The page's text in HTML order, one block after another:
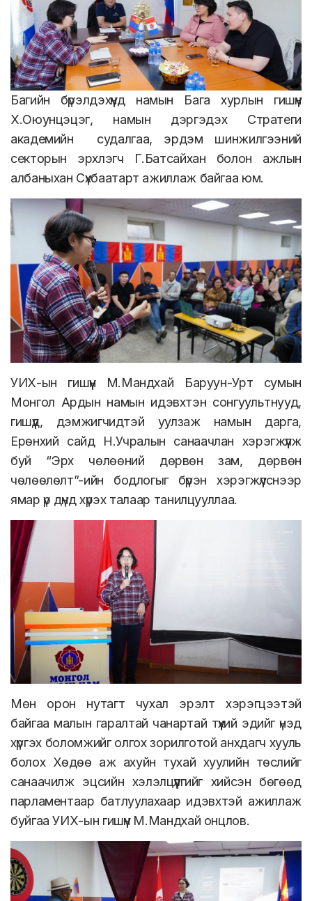
Багийн бүрэлдэхүүнд намын Бага хурлын гишүүн
Х.Оюунцэцэг, намын дэргэдэх Стратеги
академийн судалгаа, эрдэм шинжилгээний
секторын эрхлэгч Г.Батсайхан болон ажлын
албаныхан Сүхбаатарт ажиллаж байгаа юм.
УИХ-ын гишүүн М.Мандхай Баруун-Урт сумын
Монгол Ардын намын идэвхтэн сонгуультнууд,
гишүүд, дэмжигчидтэй уулзаж намын дарга,
Ерөнхий сайд Н.Учралын санаачлан хэрэгжүүлж
буй “Эрх чөлөөний дөрвөн зам, дөрвөн
чөлөөлөлт”-ийн бодлогыг бүрэн хэрэгжүүлснээр
ямар үр дүнд хүрэх талаар танилцууллаа.
Мөн орон нутагт чухал эрэлт хэрэгцээтэй
байгаа малын гаралтай чанартай түүхий эдийг үнэд
хүргэх боломжийг олгох зорилготой анхдагч хууль
болох Хөдөө аж ахуйн тухай хуулийн төслийг
санаачилж эцсийн хэлэлцүүлгийг хийсэн бөгөөд
парламентаар батлуулахаар идэвхтэй ажиллаж
буйгаа УИХ-ын гишүүн М.Мандхай онцлов.